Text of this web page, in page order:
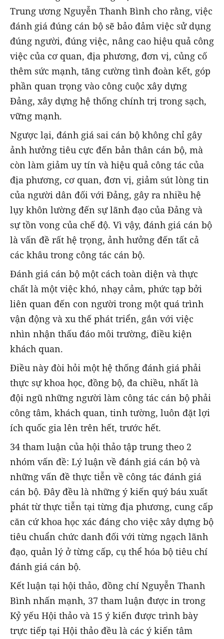
Trung ương Nguyễn Thanh Bình cho rằng, việc
đánh giá đúng cán bộ sẽ bảo đảm việc sử dụng
đúng người, đúng việc, nâng cao hiệu quả công
việc của cơ quan, địa phương, đơn vị, củng cố
thêm sức mạnh, tăng cường tình đoàn kết, góp
phần quan trọng vào công cuộc xây dựng
Đảng, xây dựng hệ thống chính trị trong sạch,
vững mạnh.
Ngược lại, đánh giá sai cán bộ không chỉ gây
ảnh hưởng tiêu cực đến bản thân cán bộ, mà
còn làm giảm uy tín và hiệu quả công tác của
địa phương, cơ quan, đơn vị, giảm sút lòng tin
của người dân đối với Đảng, gây ra nhiều hệ
lụy khôn lường đến sự lãnh đạo của Đảng và
sự tồn vong của chế độ. Vì vậy, đánh giá cán bộ
là vấn đề rất hệ trọng, ảnh hưởng đến tất cả
các khâu trong công tác cán bộ.
Đánh giá cán bộ một cách toàn diện và thực
chất là một việc khó, nhạy cảm, phức tạp bởi
liên quan đến con người trong một quá trình
vận động và xu thế phát triển, gắn với việc
nhìn nhận thấu đáo môi trường, điều kiện
khách quan.
Điều này đòi hỏi một hệ thống đánh giá phải
thực sự khoa học, đồng bộ, đa chiều, nhất là
đội ngũ những người làm công tác cán bộ phải
công tâm, khách quan, tinh tường, luôn đặt lợi
ích quốc gia lên trên hết, trước hết.
34 tham luận của hội thảo tập trung theo 2
nhóm vấn đề: Lý luận về đánh giá cán bộ và
những vấn đề thực tiễn về công tác đánh giá
cán bộ. Đây đều là những ý kiến quý báu xuất
phát từ thực tiễn tại từng địa phương, cung cấp
căn cứ khoa học xác đáng cho việc xây dựng bộ
tiêu chuẩn chức danh đối với từng ngạch lãnh
đạo, quản lý ở từng cấp, cụ thể hóa bộ tiêu chí
đánh giá cán bộ.
Kết luận tại hội thảo, đồng chí Nguyễn Thanh
Bình nhấn mạnh, 37 tham luận được in trong
Kỷ yếu Hội thảo và 15 ý kiến được trình bày
trực tiếp tại Hội thảo đều là các ý kiến tâm